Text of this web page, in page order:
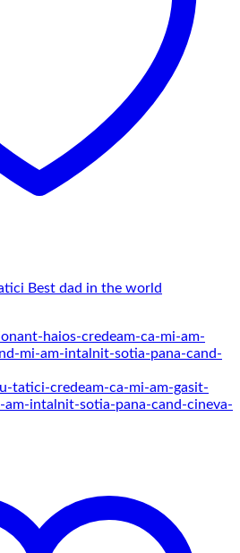
Best dad in the world